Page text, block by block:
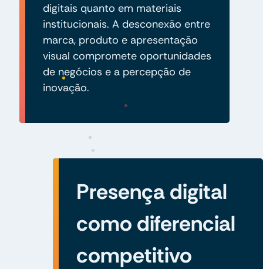
digitais quanto em materiais
institucionais. A desconexão entre
marca, produto e apresentação
visual compromete oportunidades
de negócios e a percepção de
inovação.
Presença digital
como diferencial
competitivo